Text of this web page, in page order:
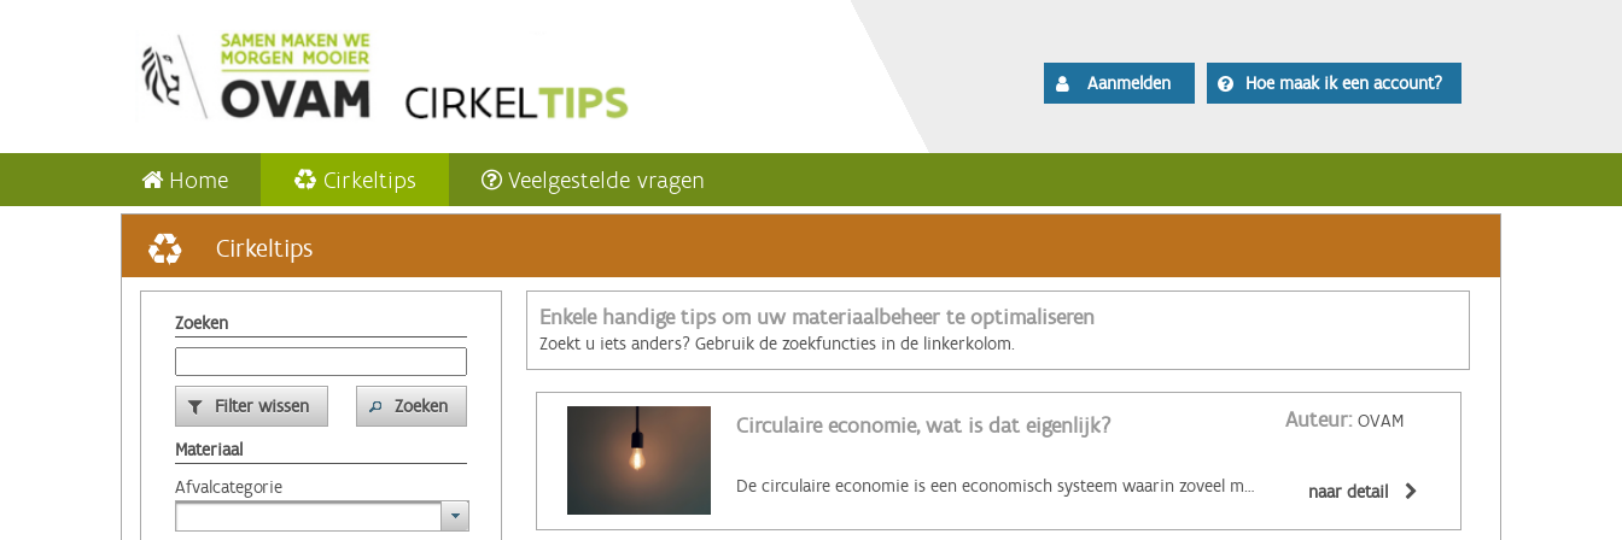
Aanmelden Hoe maak ik een account?
Home Cirkeltips Veelgestelde vragen
Cirkeltips
Zoeken
Filter wissen
Zoeken
Materiaal
Afvalcategorie
Enkele handige tips om uw materiaalbeheer te optimaliseren
Zoekt u iets anders? Gebruik de zoekfuncties in de linkerkolom.
Circulaire economie, wat is dat eigenlijk? Auteur: OVAM
‌De circulaire economie is een economisch systeem waarin zoveel mogelijk producten en grondstoffen hergebruikt of hoogwaardig gerecycleerd worden. Materialen zijn (volledig) recycleerbaar of afbreekbaar, spullen worden hersteld, hebben een hoge tweedehandswaarde, zijn ‘upgradebaar’, kunnen makkelijk gedemonteerd worden en omgevormd tot nieuwe producten ... Zo wordt maximaal vermeden dat spullen hun waarde verliezen. De circulaire economie biedt een alternatief voor het huidige lineaire systeem. Daarin worden grondstoffen omgezet in producten die aan het einde van hun leven massaal afval worden. De Ellen MacArthur Foundation maakte er een inzichtelijk filmpje over: naar detail